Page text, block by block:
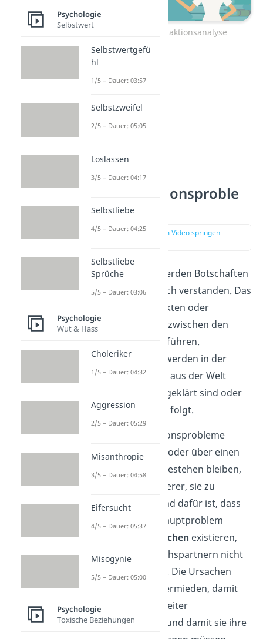
Zum Video: Transaktionsanalyse
Kommunikationsproble
me
zur Stelle im Video springen
In unserem Alltag werden Botschaften
auch manchmal falsch verstanden. Das
kann dann zu Konflikten oder
Missverständnissen zwischen den
Gesprächspartnern führen.
Missverständnisse
werden in der
Regel schnell wieder aus der Welt
geschafft, wenn sie geklärt sind oder
eine Entschuldigung folgt.
Wenn Kommunikationsprobleme
jedoch nicht geklärt oder über einen
längeren Zeitraum bestehen bleiben,
wird es immer schwerer, sie zu
beseitigen. Der Grund dafür ist, dass
häufig unter dem Hauptproblem
andere,
tiefere Ursachen existieren,
die von den Gesprächspartnern nicht
besprochen werden. Die Ursachen
werden von ihnen vermieden, damit
die Situation nicht weiter
verkompliziert wird und damit sie ihre
Psychologie
Selbstwert
Selbstwertgefü
hl
1/5 – Dauer: 03:57
Selbstzweifel
2/5 – Dauer: 05:05
Loslassen
3/5 – Dauer: 04:17
Selbstliebe
4/5 – Dauer: 04:25
Selbstliebe
Sprüche
5/5 – Dauer: 03:06
Psychologie
Wut & Hass
Choleriker
1/5 – Dauer: 04:32
Aggression
2/5 – Dauer: 05:29
Misanthropie
3/5 – Dauer: 04:58
Eifersucht
4/5 – Dauer: 05:37
Misogynie
5/5 – Dauer: 05:00
Psychologie
Toxische Beziehungen